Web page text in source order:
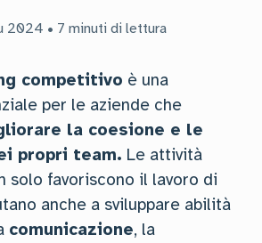
2024 • 7 minuti di lettura
competitivo è una
per le aziende che
la coesione e le
propri team. Le attività
solo favoriscono il lavoro di
anche a sviluppare abilità
comunicazione, la